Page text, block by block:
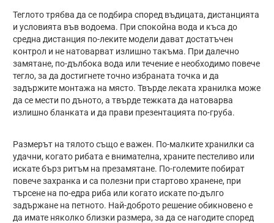
Теглото трябва да се подбира според въдицата, дистанцията
и условията във водоема. При спокойна вода и къса до
средна дистанция по-леките модели дават достатъчен
контрол и не натоварват излишно такъма. При далечно
замятане, по-дълбока вода или течение е необходимо повече
тегло, за да достигнете точно избраната точка и да
задържите монтажа на място. Твърде леката хранилка може
да се мести по дъното, а твърде тежката да натоварва
излишно бланката и да прави презентацията по-груба.
Размерът на тялото също е важен. По-малките хранилки са
удачни, когато рибата е внимателна, храните пестеливо или
искате бърз ритъм на презамятане. По-големите побират
повече захранка и са полезни при стартово хранене, при
търсене на по-едра риба или когато искате по-дълго
задържане на петното. Най-доброто решение обикновено е
да имате няколко близки размера, за да се нагодите според